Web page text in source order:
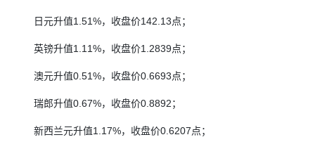
日元升值1.51%，收盘价142.13点；
英镑升值1.11%，收盘价1.2839点；
澳元升值0.51%，收盘价0.6693点；
瑞郎升值0.67%，收盘价0.8892；
新西兰元升值1.17%，收盘价0.6207点；